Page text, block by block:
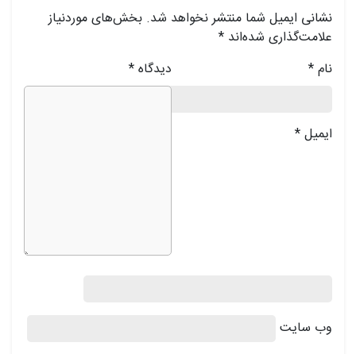
نشانی ایمیل شما منتشر نخواهد شد.بخش‌های موردنیاز
علامت‌گذاری شده‌اند*
دیدگاه* نام*
ایمیل*
وب‌ سایت